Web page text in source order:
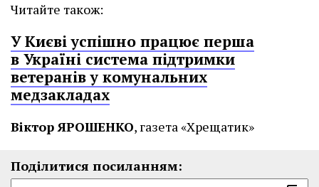
Читайте також:
У Києві успішно працює перша
в Україні система підтримки
ветеранів у комунальних
медзакладах
Віктор ЯРОШЕНКО, газета «Хрещатик»